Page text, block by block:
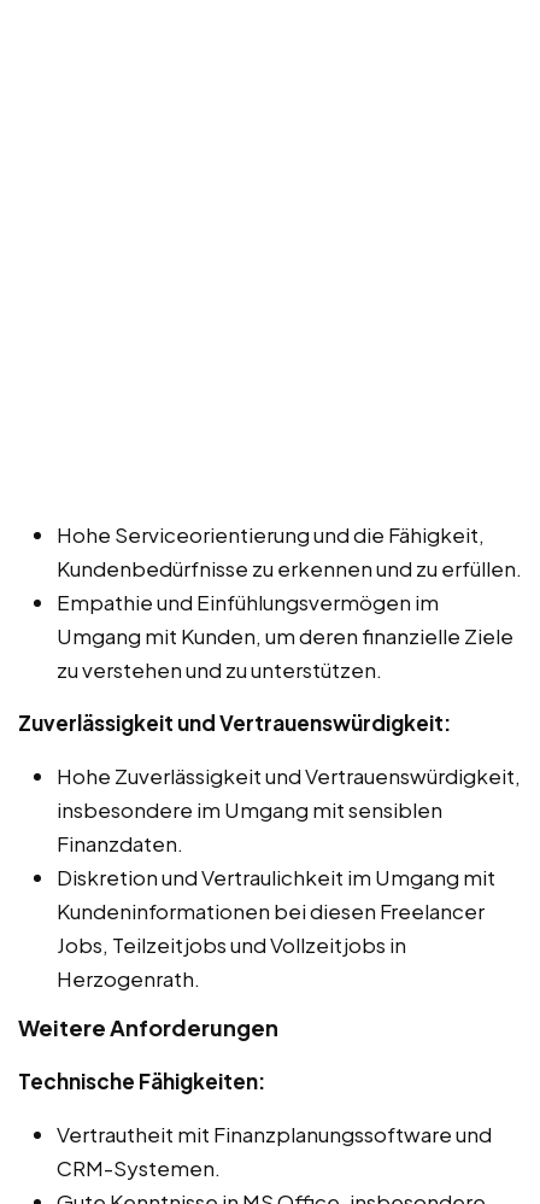
Hohe Serviceorientierung und die Fähigkeit,
Kundenbedürfnisse zu erkennen und zu erfüllen.
Empathie und Einfühlungsvermögen im
Umgang mit Kunden, um deren finanzielle Ziele
zu verstehen und zu unterstützen.
Zuverlässigkeit und Vertrauenswürdigkeit:
Hohe Zuverlässigkeit und Vertrauenswürdigkeit,
insbesondere im Umgang mit sensiblen
Finanzdaten.
Diskretion und Vertraulichkeit im Umgang mit
Kundeninformationen bei diesen Freelancer
Jobs, Teilzeitjobs und Vollzeitjobs in
Herzogenrath.
Weitere Anforderungen
Technische Fähigkeiten:
Vertrautheit mit Finanzplanungssoftware und
CRM-Systemen.